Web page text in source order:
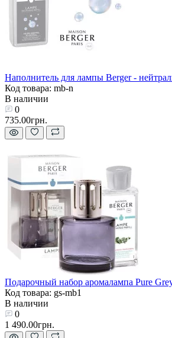
Наполнитель для лампы Berger -
Код товара: mb-n
В наличии
0
735.00грн.
Подарочный набор аромалампа Pure
Код товара: gs-mb1
В наличии
0
1 490.00грн.